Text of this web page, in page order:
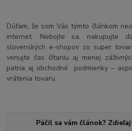
Dúfam, že som Vás týmto článkom
internet. Nebojte sa, nakupujte
slovenských e-shopov zo super
venujte čas čítaniu aj menej
patria aj obchodné podmienky –
vrátenia tovaru.
Páčil sa vám článok?